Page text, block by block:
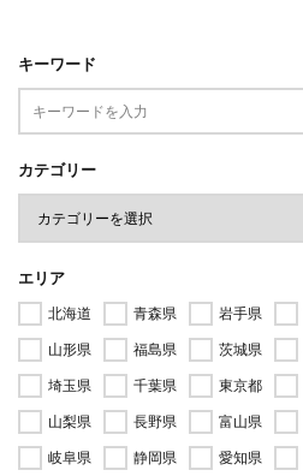
キーワード
カテゴリー
エリア
北海道 青森県 岩手県
山形県
福島県 茨城県
埼玉県
千葉県 東京都
山梨県
長野県 富山県
岐阜県
静岡県 愛知県